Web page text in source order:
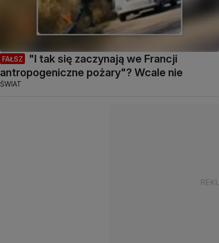
FAŁSZ
"I tak się zaczynają we Francji
antropogeniczne pożary"? Wcale nie
ŚWIAT